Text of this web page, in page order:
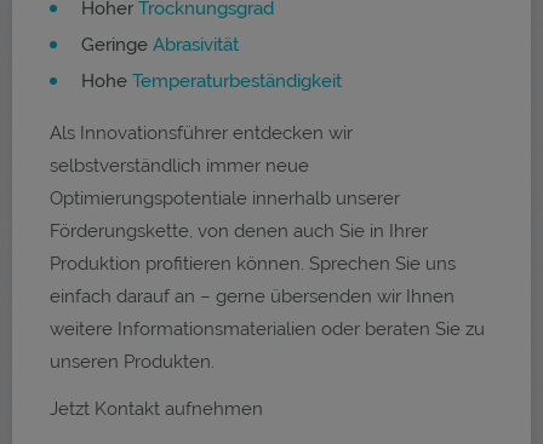
Hoher Trocknungsgrad
Geringe Abrasivität
Hohe Temperaturbeständigkeit
Als Innovationsführer entdecken wir
selbstverständlich immer neue
Optimierungspotentiale innerhalb unserer
Förderungskette, von denen auch Sie in Ihrer
Produktion profitieren können. Sprechen Sie uns
einfach darauf an – gerne übersenden wir Ihnen
weitere Informationsmaterialien oder beraten Sie zu
unseren Produkten.
Jetzt Kontakt aufnehmen